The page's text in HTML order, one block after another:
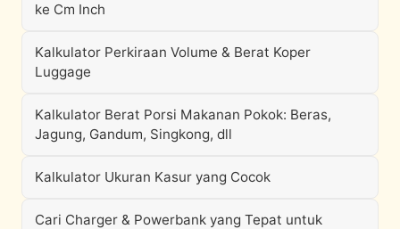
ke Cm Inch
Kalkulator Perkiraan Volume & Berat Koper
Luggage
Kalkulator Berat Porsi Makanan Pokok: Beras,
Jagung, Gandum, Singkong, dll
Kalkulator Ukuran Kasur yang Cocok
Cari Charger & Powerbank yang Tepat untuk